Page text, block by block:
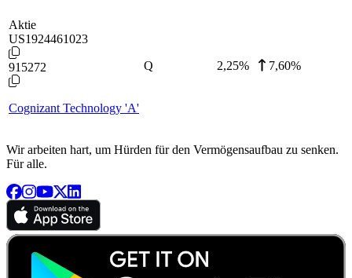
Aktie
US1924461023
915272
Cognizant Technology 'A'
Q 2,25% 7,60%
Wir arbeiten hart, um Hürden für den Vermögensaufbau zu senken.
Für alle.